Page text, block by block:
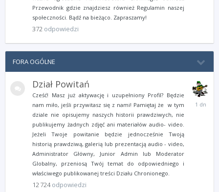
Przewodnik gdzie znajdziesz również Regulamin naszej
społeczności. Bądź na bieżąco. Zapraszamy!
372 odpowiedzi
FORA OGÓLNE
Dział Powitań
Cześć! Masz już aktywację i uzupełniony Profil? Będzie
nam miło, jeśli przywitasz się z nami! Pamiętaj że w tym
dziale nie opisujemy naszych historii prawdziwych, nie
publikujemy żadnych zdjęć ani materiałów audio- video.
Jeżeli Twoje powitanie będzie jednocześnie Twoją
historią prawdziwą, galerią lub prezentacją audio - video,
Administrator Główny, Junior Admin lub Moderator
Globalny, przeniosą Twój temat do odpowiedniego i
właściwego publikowanej treści Działu Chronionego.
12 724 odpowiedzi
Wtorek